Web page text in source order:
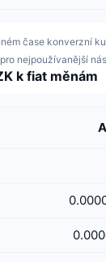
čase konverzní
nejpoužívanější
k fiat měnám